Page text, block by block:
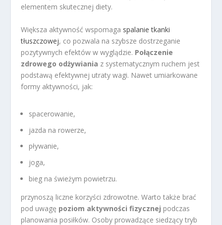
elementem skutecznej diety.
Większa aktywność wspomaga spalanie tkanki
tłuszczowej, co pozwala na szybsze dostrzeganie
pozytywnych efektów w wyglądzie. Połączenie
zdrowego odżywiania z systematycznym ruchem jest
podstawą efektywnej utraty wagi. Nawet umiarkowane
formy aktywności, jak:
spacerowanie,
jazda na rowerze,
pływanie,
joga,
bieg na świeżym powietrzu.
przynoszą liczne korzyści zdrowotne. Warto także brać
pod uwagę poziom aktywności fizycznej podczas
planowania posiłków. Osoby prowadzące siedzący tryb